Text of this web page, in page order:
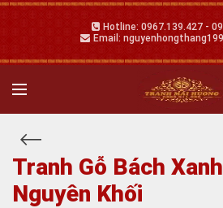
Hotline: 0967.139.427 -
Email:
Tranh Gỗ Bách
Nguyên Khối